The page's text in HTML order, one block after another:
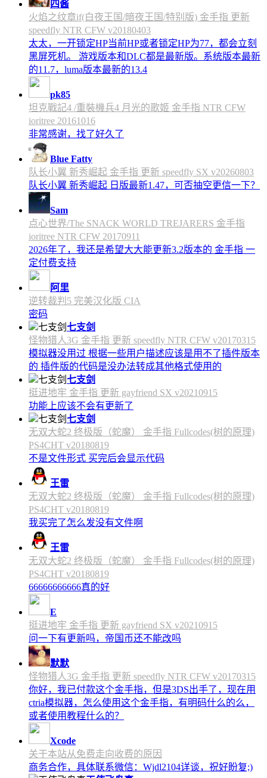
四酱
火焰之纹章if(白夜王国/暗夜王国/特别版) 金手指 更新
speedfly NTR CFW v20180403
太太，一开锁定HP当前HP或者锁定HP为77，都会立刻
黑屏死机。 游戏版本和DLC都是最新版。系统版本最新
的11.7，luma版本最新的13.4
pk85
坦克戰記4 /重裝機兵4 月光的歌姬 金手指 NTR CFW
ioritree 20161016
非常感谢，找了好久了
Blue Fatty
队长小翼 新秀崛起 金手指 更新 speedfly SX v20260803
队长小翼 新秀崛起 日版最新1.47，可否抽空更信一下？
Sam
点心世界/The SNACK WORLD TREJARERS 金手指
ioritree NTR CFW 20170911
2026年了，我还是希望大大能更新3.2版本的 金手指 一
定付费支持
阿里
逆转裁判5 完美汉化版 CIA
密码
七支剑
怪物猎人3G 金手指 更新 speedfly NTR CFW v20170315
模拟器没用过 根据一些用户描述应该是用不了插件版本
的 插件版的代码是没办法转成其他格式使用的
七支剑
挺进地牢 金手指 更新 gayfriend SX v20210915
功能上应该不会有更新了
七支剑
无双大蛇2 终极版（蛇魔） 金手指 Fullcodes(树的原理)
PS4CHT v20180819
不是文件形式 买完后会显示代码
王雷
无双大蛇2 终极版（蛇魔） 金手指 Fullcodes(树的原理)
PS4CHT v20180819
我买完了怎么发没有文件啊
王雷
无双大蛇2 终极版（蛇魔） 金手指 Fullcodes(树的原理)
PS4CHT v20180819
66666666666真的好
E
挺进地牢 金手指 更新 gayfriend SX v20210915
问一下有更新吗，帝国币还不能改吗
默默
怪物猎人3G 金手指 更新 speedfly NTR CFW v20170315
你好，我已付款这个金手指，但是3DS出手了，现在用
ctria模拟器，怎么使用这个金手指，有明码什么的么，
或者使用教程什么的？
Xcode
关于本站从免费走向收费的原因
商务合作，具体联系微信：Wjdl2104详谈，祝好盼复;)